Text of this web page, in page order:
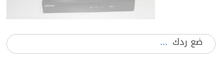
ضع ردك